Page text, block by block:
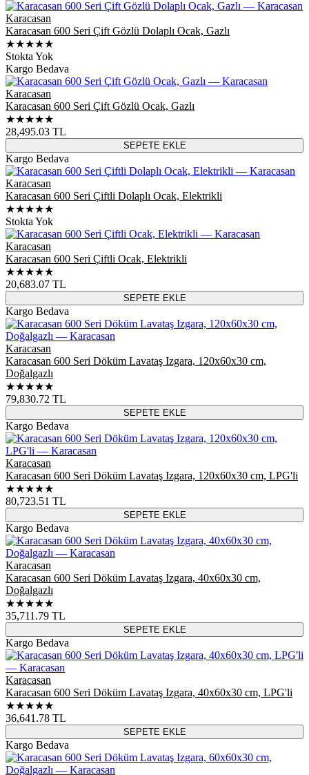
Karacasan
Karacasan 600 Seri Çift Gözlü Dolaplı Ocak, Gazlı
★★★★★
Stokta Yok
Kargo Bedava
Karacasan
Karacasan 600 Seri Çift Gözlü Ocak, Gazlı
★★★★★
28,495.03 TL
SEPETE EKLE
Kargo Bedava
Karacasan
Karacasan 600 Seri Çiftli Dolaplı Ocak, Elektrikli
★★★★★
Stokta Yok
Karacasan
Karacasan 600 Seri Çiftli Ocak, Elektrikli
★★★★★
20,683.07 TL
SEPETE EKLE
Kargo Bedava
Karacasan
Karacasan 600 Seri Döküm Lavataş Izgara, 120x60x30 cm,
Doğalgazlı
★★★★★
79,830.72 TL
SEPETE EKLE
Kargo Bedava
Karacasan
Karacasan 600 Seri Döküm Lavataş Izgara, 120x60x30 cm, LPG'li
★★★★★
80,723.51 TL
SEPETE EKLE
Kargo Bedava
Karacasan
Karacasan 600 Seri Döküm Lavataş Izgara, 40x60x30 cm,
Doğalgazlı
★★★★★
35,711.79 TL
SEPETE EKLE
Kargo Bedava
Karacasan
Karacasan 600 Seri Döküm Lavataş Izgara, 40x60x30 cm, LPG'li
★★★★★
36,641.78 TL
SEPETE EKLE
Kargo Bedava